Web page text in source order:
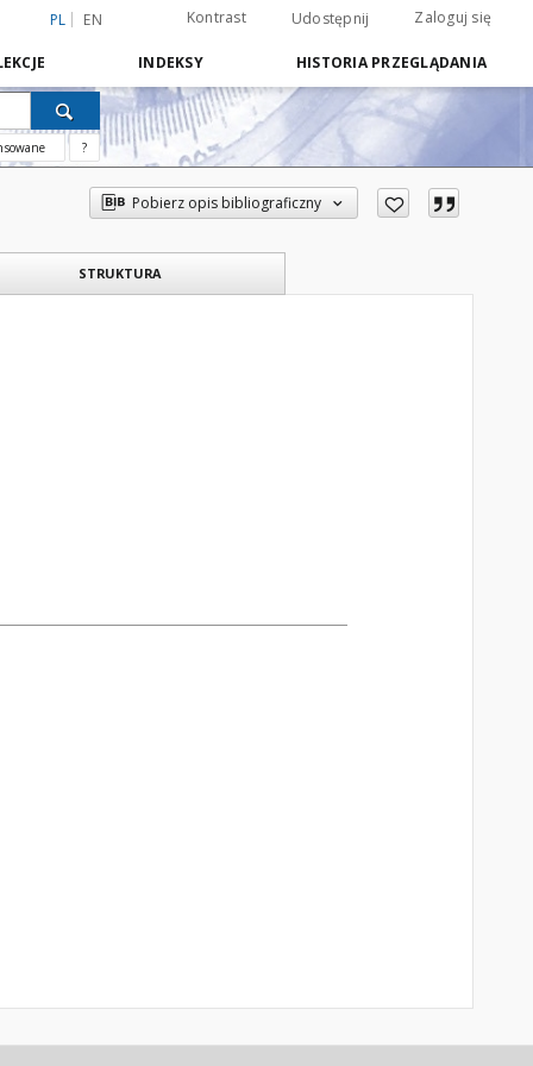
PL EN Kontrast Udostępnij Zaloguj się
INDEKSY HISTORIA PRZEGLĄDANIA
?
Pobierz opis bibliograficzny
STRUKTURA